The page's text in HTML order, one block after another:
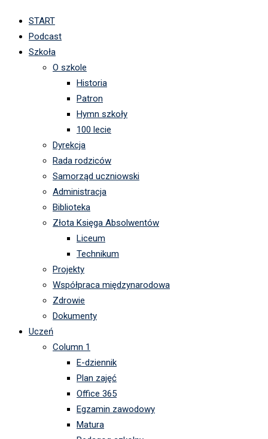
START
Podcast
Szkoła
O szkole
Historia
Patron
Hymn szkoły
100 lecie
Dyrekcja
Rada rodziców
Samorząd uczniowski
Administracja
Biblioteka
Złota Księga Absolwentów
Liceum
Technikum
Projekty
Współpraca międzynarodowa
Zdrowie
Dokumenty
Uczeń
Column 1
E-dziennik
Plan zajęć
Office 365
Egzamin zawodowy
Matura